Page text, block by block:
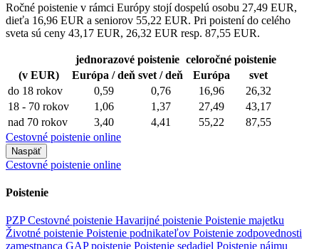
Ročné poistenie v rámci Európy stojí dospelú osobu 27,49 EUR,
dieťa 16,96 EUR a seniorov 55,22 EUR. Pri poistení do celého
sveta sú ceny 43,17 EUR, 26,32 EUR resp. 87,55 EUR.
jednorazové poistenie celoročné poistenie
(v EUR)
Európa / deň svet / deň Európa
svet
do 18 rokov
0,59 0,76 16,96
26,32
18 - 70 rokov
1,06 1,37 27,49
43,17
nad 70 rokov
3,40 4,41 55,22
87,55
Cestovné poistenie online
Naspäť
Cestovné poistenie online
Poistenie
PZPCestovné poistenie Havarijné poistenie Poistenie majetku
Životné poistenie Poistenie podnikateľov Poistenie zodpovednosti
zamestnanca GAP poistenie Poistenie sedadiel Poistenie nájmu